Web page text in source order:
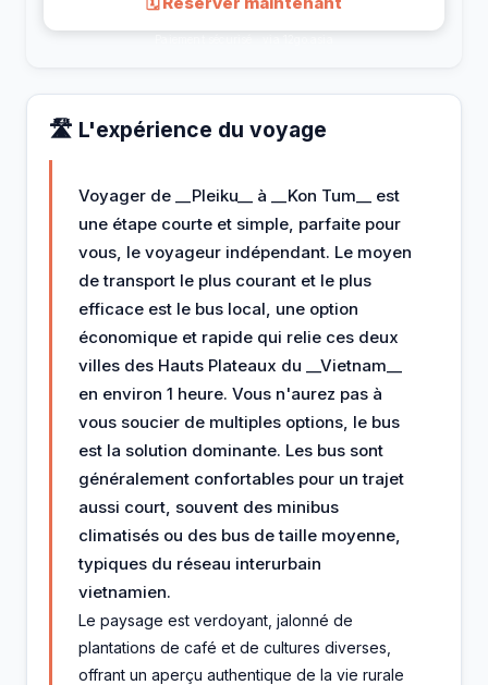
🛣️ L'expérience du voyage
Voyager de __Pleiku__ à __Kon Tum__ est
une étape courte et simple, parfaite pour
vous, le voyageur indépendant. Le moyen
de transport le plus courant et le plus
efficace est le bus local, une option
économique et rapide qui relie ces deux
villes des Hauts Plateaux du __Vietnam__
en environ 1 heure. Vous n'aurez pas à
vous soucier de multiples options, le bus
est la solution dominante. Les bus sont
généralement confortables pour un trajet
aussi court, souvent des minibus
climatisés ou des bus de taille moyenne,
typiques du réseau interurbain
vietnamien.
Le paysage est verdoyant, jalonné de
plantations de café et de cultures diverses,
offrant un aperçu authentique de la vie rurale